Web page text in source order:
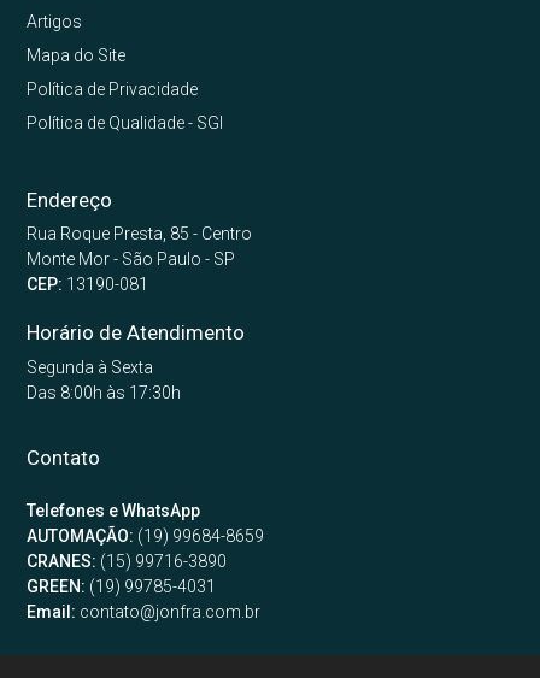
Artigos
Mapa do Site
Política de Privacidade
Política de Qualidade - SGI
Endereço
Rua Roque Presta, 85 - Centro
Monte Mor - São Paulo - SP
CEP: 13190-081
Horário de Atendimento
Segunda à Sexta
Das 8:00h às 17:30h
Contato
Telefones e WhatsApp
AUTOMAÇÃO: (19) 99684-8659
CRANES: (15) 99716-3890
GREEN: (19) 99785-4031
Email: contato@jonfra.com.br